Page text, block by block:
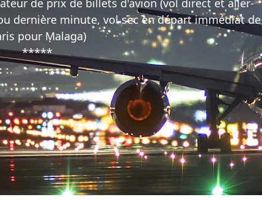
de prix de billets d'avion (vol direct et aller-
dernière minute, vol sec en départ immédiat de
pour Malaga)
*****